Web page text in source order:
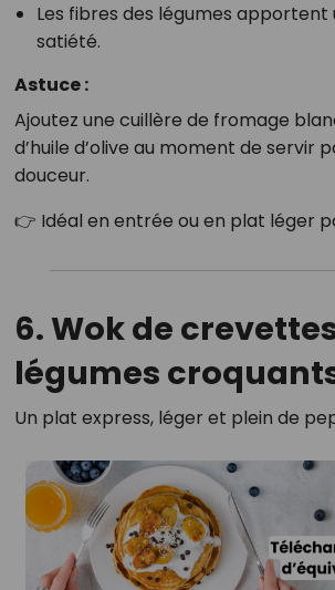
Les fibres des légumes apportent
satiété.
Astuce :
Ajoutez une cuillère de fromage
d’huile d’olive au moment de servir
douceur.
👉 Idéal en entrée ou en plat léger
6. Wok de
légumes
Un plat express, léger et plein de